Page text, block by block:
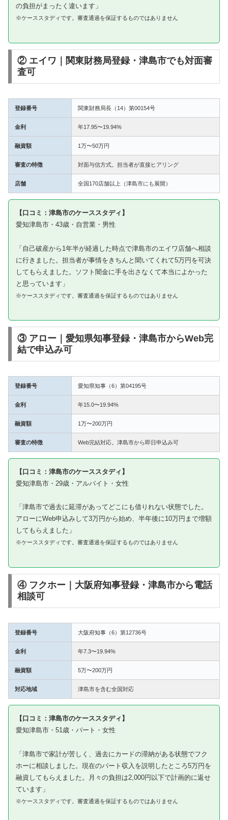
の負担がまったく違います」
※ケーススタディです。審査通過を保証するものではありません
② エイワ｜関東財務局登録・津島市でも対面審
査可
登録番号 関東財務局長（14）第00154号
金利 年17.95〜19.94%
融資額 1万〜50万円
審査の特徴 対面与信方式。担当者が直接ヒアリング
店舗 全国170店舗以上（津島市にも展開）
【口コミ：津島市のケーススタディ】
愛知津島市・43歳・自営業・男性
「自己破産から1年半が経過した時点で津島市のエイワ店舗へ相談
に行きました。担当者が事情をきちんと聞いてくれて5万円を可決
してもらえました。ソフト闇金に手を出さなくて本当によかった
と思っています」
※ケーススタディです。審査通過を保証するものではありません
③ アロー｜愛知県知事登録・津島市からWeb完
結で申込み可
登録番号 愛知県知事（6）第04195号
金利 年15.0〜19.94%
融資額 1万〜200万円
審査の特徴 Web完結対応。津島市から即日申込み可
【口コミ：津島市のケーススタディ】
愛知津島市・29歳・アルバイト・女性
「津島市で過去に延滞があってどこにも借りれない状態でした。
アローにWeb申込みして3万円から始め、半年後に10万円まで増額
してもらえました」
※ケーススタディです。審査通過を保証するものではありません
④ フクホー｜大阪府知事登録・津島市から電話
相談可
登録番号 大阪府知事（6）第12736号
金利 年7.3〜19.94%
融資額 5万〜200万円
対応地域 津島市を含む全国対応
【口コミ：津島市のケーススタディ】
愛知津島市・51歳・パート・女性
「津島市で家計が苦しく、過去にカードの滞納がある状態でフク
ホーに相談しました。現在のパート収入を説明したところ5万円を
融資してもらえました。月々の負担は2,000円以下で計画的に返せ
ています」
※ケーススタディです。審査通過を保証するものではありません